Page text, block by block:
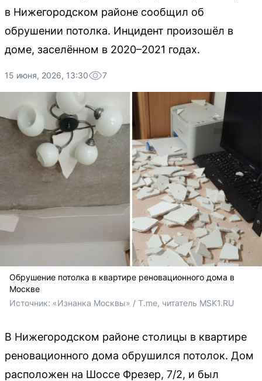
в Нижегородском районе сообщил об
обрушении потолка. Инцидент произошёл в
доме, заселённом в 2020–2021 годах.
15 июня, 2026, 13:30 7
Обрушение потолка в квартире реновационного дома в
Москве
Источник: «Изнанка Москвы» / T.me, читатель MSK1.RU
В Нижегородском районе столицы в квартире
реновационного дома обрушился потолок. Дом
расположен на Шоссе Фрезер, 7/2, и был